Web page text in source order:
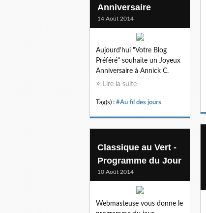
Anniversaire
14 Août 2014
Aujourd'hui "Votre Blog
Préféré" souhaite un Joyeux
Anniversaire à Annick C.
Lire la suite
Tag(s) : #Au fil des jours
Classique au Vert -
Programme du Jour
10 Août 2014
Webmasteuse vous donne le